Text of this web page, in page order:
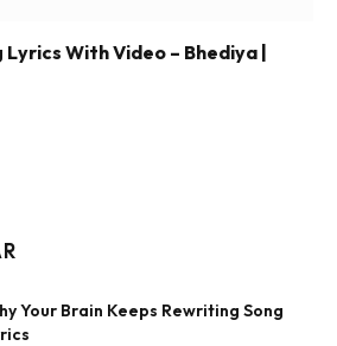
Lyrics With Video – Bhediya |
Your Brain Keeps Rewriting Song